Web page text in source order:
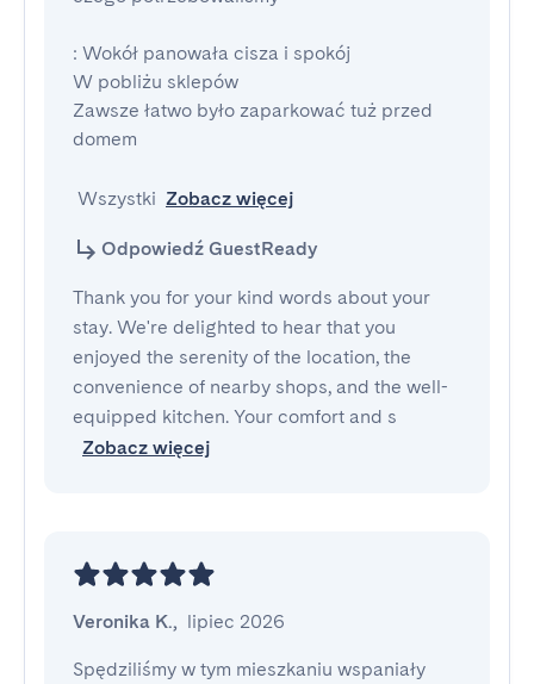
: Wokół panowała cisza i spokój
W pobliżu sklepów
Zawsze łatwo było zaparkować tuż przed
domem
Wszystki Zobacz więcej
Odpowiedź GuestReady
Thank you for your kind words about your
stay. We're delighted to hear that you
enjoyed the serenity of the location, the
convenience of nearby shops, and the well-
equipped kitchen. Your comfort and s
Zobacz więcej
Veronika K., lipiec 2026
Spędziliśmy w tym mieszkaniu wspaniały